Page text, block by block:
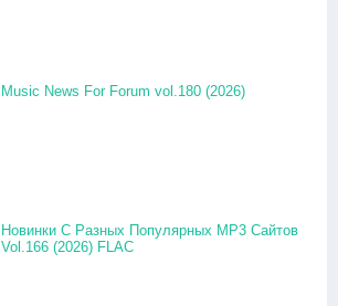
Music News For Forum vol.180 (2026)
Новинки С Разных Популярных MP3 Сайтов
Vol.166 (2026) FLAC